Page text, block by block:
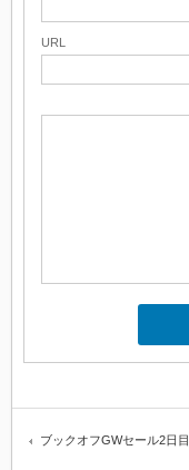
URL
ブックオフGWセール2日